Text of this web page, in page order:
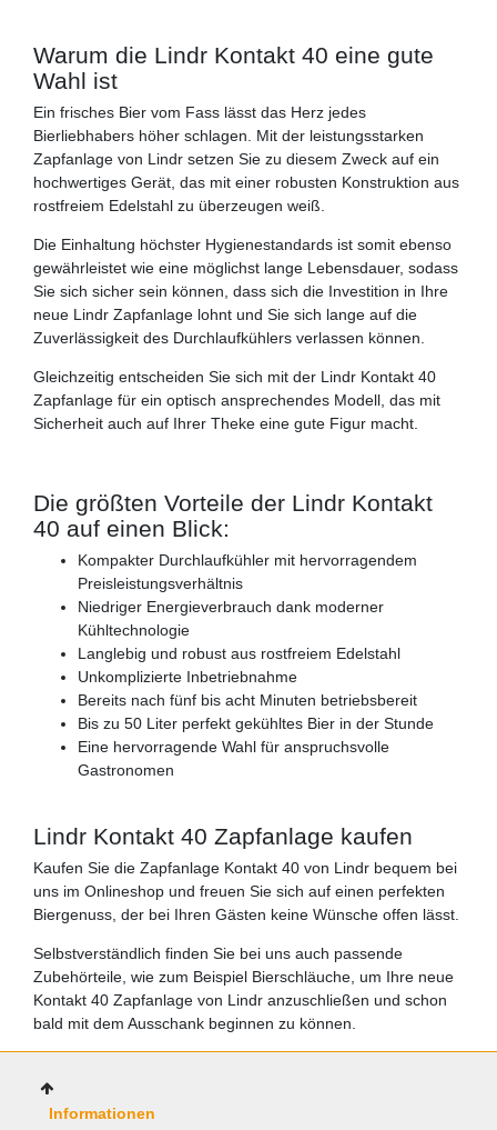
Warum die Lindr Kontakt 40 eine gute
Wahl ist
Ein frisches Bier vom Fass lässt das Herz jedes
Bierliebhabers höher schlagen. Mit der leistungsstarken
Zapfanlage von Lindr setzen Sie zu diesem Zweck auf ein
hochwertiges Gerät, das mit einer robusten Konstruktion aus
rostfreiem Edelstahl zu überzeugen weiß.
Die Einhaltung höchster Hygienestandards ist somit ebenso
gewährleistet wie eine möglichst lange Lebensdauer, sodass
Sie sich sicher sein können, dass sich die Investition in Ihre
neue Lindr Zapfanlage lohnt und Sie sich lange auf die
Zuverlässigkeit des Durchlaufkühlers verlassen können.
Gleichzeitig entscheiden Sie sich mit der Lindr Kontakt 40
Zapfanlage für ein optisch ansprechendes Modell, das mit
Sicherheit auch auf Ihrer Theke eine gute Figur macht.
Die größten Vorteile der Lindr Kontakt
40 auf einen Blick:
Kompakter Durchlaufkühler mit hervorragendem
Preisleistungsverhältnis
Niedriger Energieverbrauch dank moderner
Kühltechnologie
Langlebig und robust aus rostfreiem Edelstahl
Unkomplizierte Inbetriebnahme
Bereits nach fünf bis acht Minuten betriebsbereit
Bis zu 50 Liter perfekt gekühltes Bier in der Stunde
Eine hervorragende Wahl für anspruchsvolle
Gastronomen
Lindr Kontakt 40 Zapfanlage kaufen
Kaufen Sie die Zapfanlage Kontakt 40 von Lindr bequem bei
uns im Onlineshop und freuen Sie sich auf einen perfekten
Biergenuss, der bei Ihren Gästen keine Wünsche offen lässt.
Selbstverständlich finden Sie bei uns auch passende
Zubehörteile, wie zum Beispiel Bierschläuche, um Ihre neue
Kontakt 40 Zapfanlage von Lindr anzuschließen und schon
bald mit dem Ausschank beginnen zu können.
Informationen